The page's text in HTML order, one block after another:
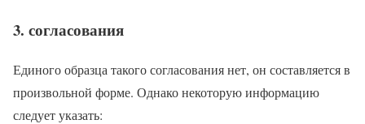
3. согласования
Единого образца такого согласования нет, он составляется в
произвольной форме. Однако некоторую информацию
следует указать: